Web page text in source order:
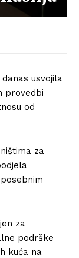
usvojila
provedbi
od
za
za
podrške
kuća na